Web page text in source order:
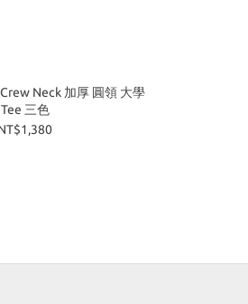
Crew Neck 加厚 圓領 大學
Tee 三色